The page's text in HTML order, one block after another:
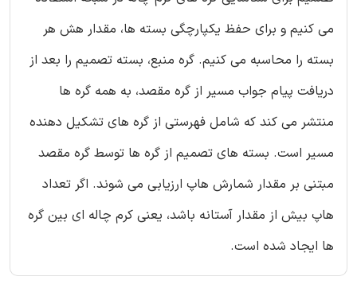
می کنیم و برای حفظ یکپارچگی بسته ها، مقدار هش هر
بسته را محاسبه می کنیم. گره منبع، بسته تصمیم را بعد از
دریافت پیام جواب مسیر از گره مقصد، به همه گره ها
منتشر می کند که شامل فهرستی از گره های تشکیل دهنده
مسیر است. بسته های تصمیم از گره ها توسط گره مقصد
مبتنی بر مقدار شمارش هاپ ارزیابی می شوند. اگر تعداد
هاپ بیش از مقدار آستانه باشد، یعنی کرم چاله ای بین گره
ها ایجاد شده است.